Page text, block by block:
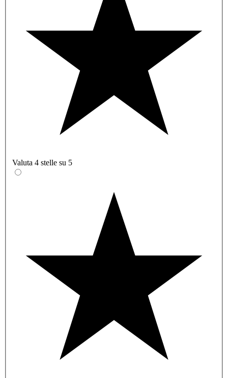
Valuta 4 stelle su 5